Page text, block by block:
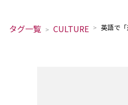
タグ一覧 CULTURE 英語で